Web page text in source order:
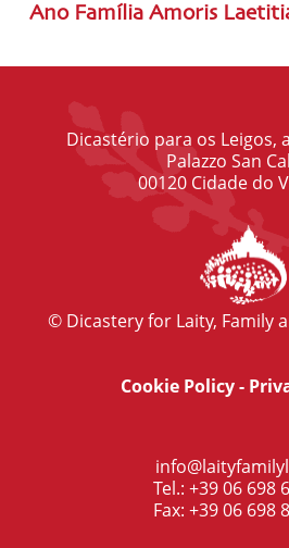
Ano Família Amoris
Dicastério para os Leigos,
Palazzo San
00120 Cidade do
© Dicastery for Laity, Family
Cookie Policy-
Tel.: +39 06 698
Fax: +39 06 698